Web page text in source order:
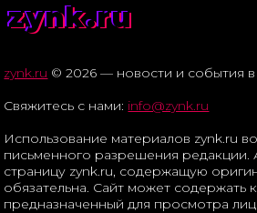
zynk.ru
zynk.ru © 2026 — новости и события
Свяжитесь с нами: info@zynk.ru
Использование материалов zynk.ru
письменного разрешения редакции.
страницу zynk.ru, содержащую
обязательна. Сайт может содержать
предназначенный для просмотра